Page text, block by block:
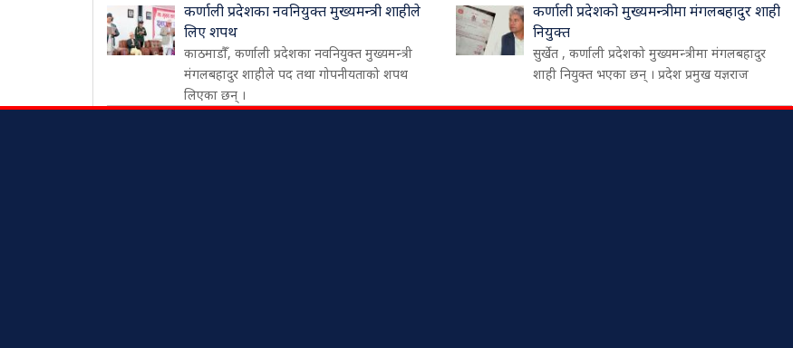
कर्णाली प्रदेशका नवनियुक्त मुख्यमन्त्री शाहीले
लिए शपथ
काठमाडौँ, कर्णाली प्रदेशका नवनियुक्त मुख्यमन्त्री
मंगलबहादुर शाहीले पद तथा गोपनीयताको शपथ
लिएका छन् ।
कर्णाली प्रदेशको मुख्यमन्त्रीमा मंगलबहादुर शाही
नियुक्त
सुर्खेत , कर्णाली प्रदेशको मुख्यमन्त्रीमा मंगलबहादुर
शाही नियुक्त भएका छन् । प्रदेश प्रमुख यज्ञराज